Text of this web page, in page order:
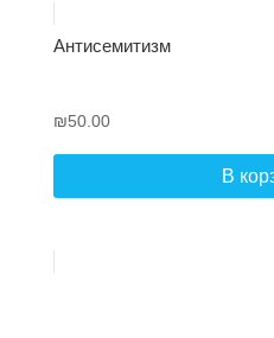
Антисемитизм
₪50.00
В